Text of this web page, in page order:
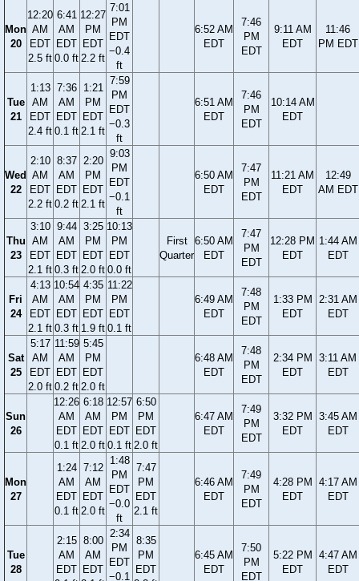
Mon
20
12:20
AM
EDT
2.5 ft
6:41
AM
EDT
0.0 ft
12:27
PM
EDT
2.2 ft
7:01
PM
EDT
−0.4
ft
6:52 AM
EDT
7:46
PM
EDT
9:11 AM
EDT
11:46
PM EDT
Tue
21
1:13
AM
EDT
2.4 ft
7:36
AM
EDT
0.1 ft
1:21
PM
EDT
2.1 ft
7:59
PM
EDT
−0.3
ft
6:51 AM
EDT
7:46
PM
EDT
10:14 AM
EDT
Wed
22
2:10
AM
EDT
2.2 ft
8:37
AM
EDT
0.2 ft
2:20
PM
EDT
2.1 ft
9:03
PM
EDT
−0.1
ft
6:50 AM
EDT
7:47
PM
EDT
11:21 AM
EDT
12:49
AM EDT
Thu
23
3:10
AM
EDT
2.1 ft
9:44
AM
EDT
0.3 ft
3:25
PM
EDT
2.0 ft
10:13
PM
EDT
0.0 ft
First
Quarter
6:50 AM
EDT
7:47
PM
EDT
12:28 PM
EDT
1:44 AM
EDT
Fri
24
4:13
AM
EDT
2.1 ft
10:54
AM
EDT
0.3 ft
4:35
PM
EDT
1.9 ft
11:22
PM
EDT
0.1 ft
6:49 AM
EDT
7:48
PM
EDT
1:33 PM
EDT
2:31 AM
EDT
Sat
25
5:17
AM
EDT
2.0 ft
11:59
AM
EDT
0.2 ft
5:45
PM
EDT
2.0 ft
6:48 AM
EDT
7:48
PM
EDT
2:34 PM
EDT
3:11 AM
EDT
Sun
26
12:26
AM
EDT
0.1 ft
6:18
AM
EDT
2.0 ft
12:57
PM
EDT
0.1 ft
6:50
PM
EDT
2.0 ft
6:47 AM
EDT
7:49
PM
EDT
3:32 PM
EDT
3:45 AM
EDT
Mon
27
1:24
AM
EDT
0.1 ft
7:12
AM
EDT
2.0 ft
1:48
PM
EDT
−0.0
ft
7:47
PM
EDT
2.1 ft
6:46 AM
EDT
7:49
PM
EDT
4:28 PM
EDT
4:17 AM
EDT
Tue
28
2:15
AM
EDT
8:00
AM
EDT
2:34
PM
EDT
−0.1
8:35
PM
EDT
6:45 AM
EDT
7:50
PM
EDT
5:22 PM
EDT
4:47 AM
EDT